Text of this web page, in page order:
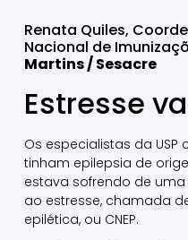
Renata Quiles,
Nacional de
Martins / Sesacre
Estresse
Os especialistas da
tinham epilepsia de
estava sofrendo de
ao estresse, chamada
epilética, ou CNEP.